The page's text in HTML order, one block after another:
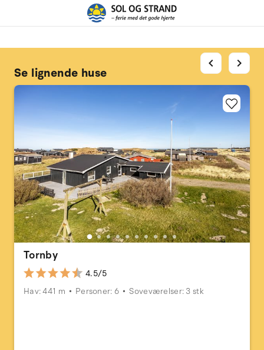
Se lignende huse
Tornby
4.5/5
Hav: 441 m
Personer: 6 Soveværelser: 3 stk
chevron_left chevron_right